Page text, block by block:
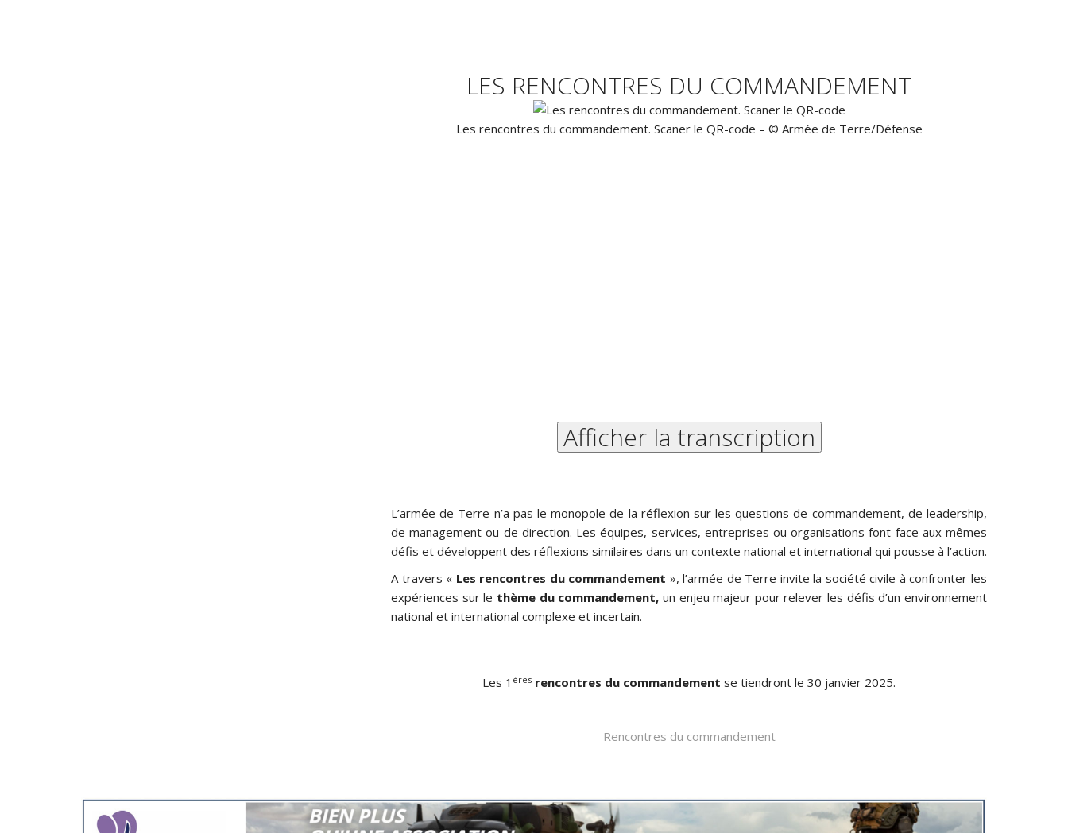
LES RENCONTRES DU COMMANDEMENT
Les rencontres du commandement. Scaner le QR-code – © Armée de Terre/Défense
Afficher la transcription
L’armée de Terre n’a pas le monopole de la réflexion sur les questions de commandement, de leadership,
de management ou de direction. Les équipes, services, entreprises ou organisations font face aux mêmes
défis et développent des réflexions similaires dans un contexte national et international qui pousse à l’action.
A travers « Les rencontres du commandement », l’armée de Terre invite la société civile à confronter les
expériences sur le thème du commandement, un enjeu majeur pour relever les défis d’un environnement
national et international complexe et incertain.
Les 1 ères rencontres du commandement se tiendront le 30 janvier 2025.
Rencontres du commandement